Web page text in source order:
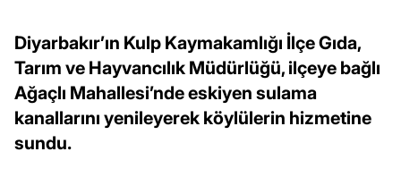
Diyarbakır’ın Kulp Kaymakamlığı İlçe Gıda,
Tarım ve Hayvancılık Müdürlüğü, ilçeye bağlı
Ağaçlı Mahallesi’nde eskiyen sulama
kanallarını yenileyerek köylülerin hizmetine
sundu.